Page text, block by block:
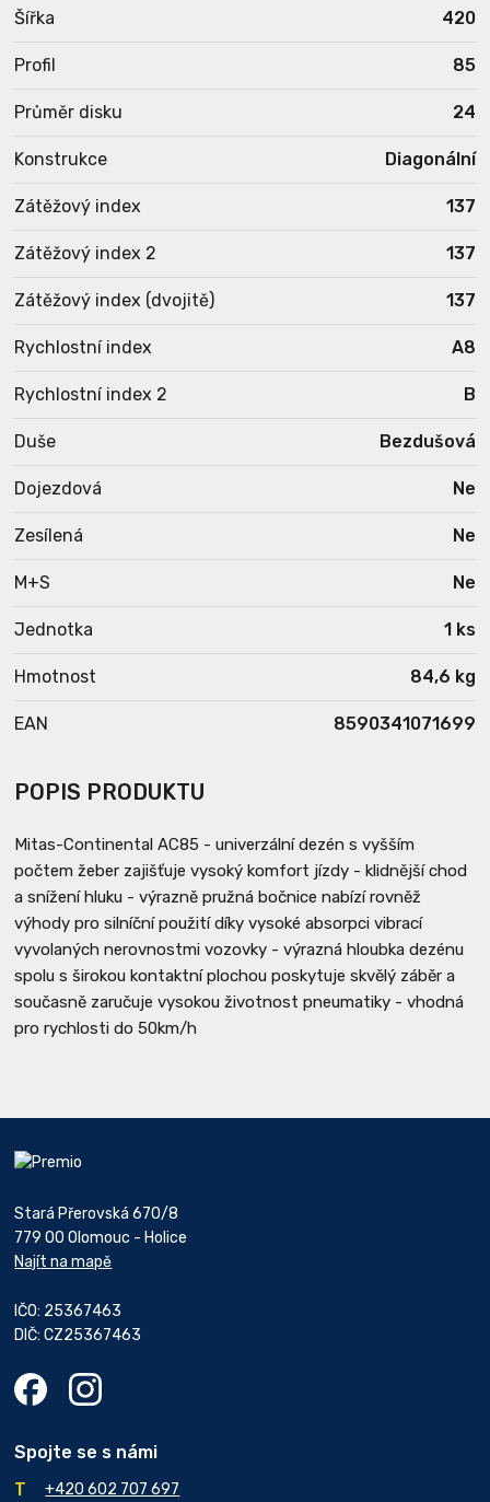
Šířka 420
Profil 85
Průměr disku 24
Konstrukce Diagonální
Zátěžový index 137
Zátěžový index 2 137
Zátěžový index (dvojitě) 137
Rychlostní index A8
Rychlostní index 2 B
Duše Bezdušová
Dojezdová Ne
Zesílená Ne
M+S Ne
Jednotka 1 ks
Hmotnost 84,6 kg
EAN 8590341071699
POPIS PRODUKTU
Mitas-Continental AC85 - univerzální dezén s vyšším
počtem žeber zajišťuje vysoký komfort jízdy - klidnější chod
a snížení hluku - výrazně pružná bočnice nabízí rovněž
výhody pro silníční použití díky vysoké absorpci vibrací
vyvolaných nerovnostmi vozovky - výrazná hloubka dezénu
spolu s širokou kontaktní plochou poskytuje skvělý záběr a
současně zaručuje vysokou životnost pneumatiky - vhodná
pro rychlosti do 50km/h
Stará Přerovská 670/8
779 00 Olomouc - Holice
Najít na mapě
IČO: 25367463
DIČ: CZ25367463
Spojte se s námi
+420 602 707 697